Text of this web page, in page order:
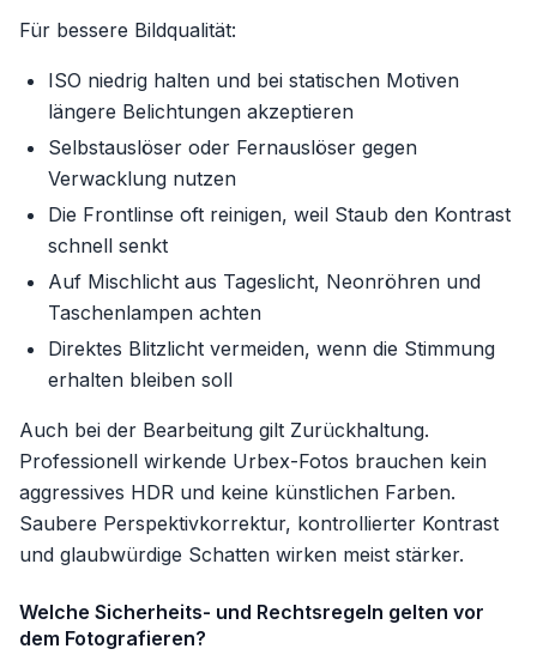
Für bessere Bildqualität:
ISO niedrig halten und bei statischen Motiven
längere Belichtungen akzeptieren
Selbstauslöser oder Fernauslöser gegen
Verwacklung nutzen
Die Frontlinse oft reinigen, weil Staub den Kontrast
schnell senkt
Auf Mischlicht aus Tageslicht, Neonröhren und
Taschenlampen achten
Direktes Blitzlicht vermeiden, wenn die Stimmung
erhalten bleiben soll
Auch bei der Bearbeitung gilt Zurückhaltung.
Professionell wirkende Urbex-Fotos brauchen kein
aggressives HDR und keine künstlichen Farben.
Saubere Perspektivkorrektur, kontrollierter Kontrast
und glaubwürdige Schatten wirken meist stärker.
Welche Sicherheits- und Rechtsregeln gelten vor
dem Fotografieren?